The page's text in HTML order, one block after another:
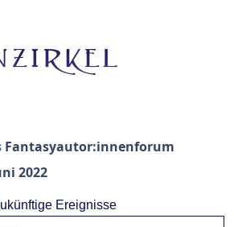
Fantasyautor:innenforum
2022
Ereignisse